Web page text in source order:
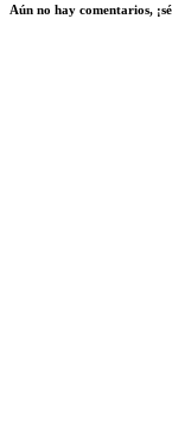
Aún no hay comentarios,